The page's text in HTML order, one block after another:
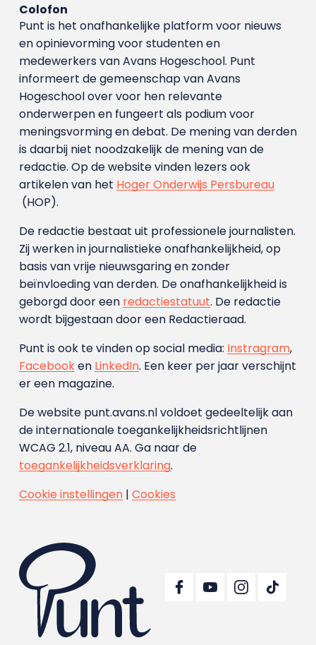
Colofon
Punt is het onafhankelijke platform voor nieuws
en opinievorming voor studenten en
medewerkers van Avans Hoge­school. Punt
informeert de gemeenschap van Avans
Hogeschool over voor hen relevante
onderwerpen en fungeert als podium voor
meningsvorming en debat. De mening van derden
is daarbij niet noodzakelijk de mening van de
redactie. Op de website vinden lezers ook
artikelen van het Hoger Onderwijs Persbureau
(HOP).
De redactie bestaat uit professionele journalisten.
Zij werken in journalistieke onafhankelijkheid, op
basis van vrije nieuwsgaring en zonder
beïnvloeding van derden. De onafhankelijkheid is
geborgd door een redactiestatuut. De redactie
wordt bijgestaan door een Redactieraad.
Punt is ook te vinden op social media: Instragram,
Facebooken LinkedIn. Een keer per jaar verschijnt
er een magazine.
De website punt.avans.nl voldoet gedeeltelijk aan
de internationale toegankelijkheidsrichtlijnen
WCAG 2.1, niveau AA. Ga naar de
toegankelijkheidsverklaring.
Cookie instellingen| Cookies